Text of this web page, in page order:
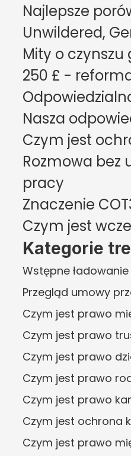
Najlepsze
Unwildered,
Mity o
250 £ -
Nasza
Czym jest
Rozmowa bez
pracy
Znaczenie
Czym jest
Kategorie
Wstępne ładowanie
Przegląd umowy
Czym jest prawo
Czym jest prawo
Czym jest prawo
Czym jest prawo
Czym jest prawo
Czym jest ochrona
Czym jest prawo